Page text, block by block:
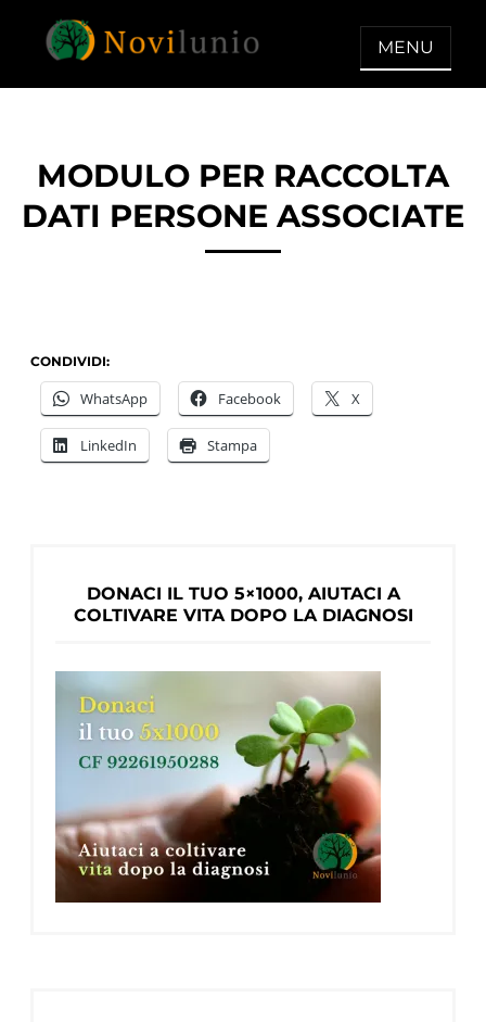
NOVILUNIO
Un aiuto con concreto dopo la
MENU
MODULO PER RACCOLTA
DATI PERSONE ASSOCIATE
CONDIVIDI:
WhatsApp Facebook X
LinkedIn Stampa
DONACI IL TUO 5×1000, AIUTACI A
COLTIVARE VITA DOPO LA DIAGNOSI